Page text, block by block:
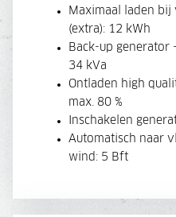
Maximaal laden
(extra): 12 kWh
Back-up generator
34 kVa
Ontladen high
max. 80 %
Inschakelen
Automatisch naar
wind: 5 Bft